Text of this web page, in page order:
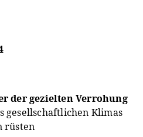
der gezielten Verrohung
gesellschaftlichen Klimas
rüsten